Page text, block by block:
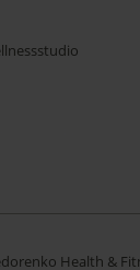
Health &